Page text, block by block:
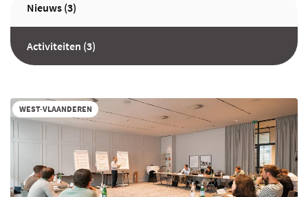
Nieuws (3)
Activiteiten (3)
WEST-VLAANDEREN